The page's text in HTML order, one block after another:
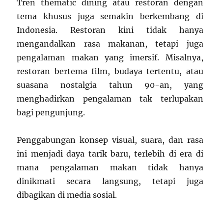
Tren thematic dining atau restoran dengan
tema khusus juga semakin berkembang di
Indonesia. Restoran kini tidak hanya
mengandalkan rasa makanan, tetapi juga
pengalaman makan yang imersif. Misalnya,
restoran bertema film, budaya tertentu, atau
suasana nostalgia tahun 90-an, yang
menghadirkan pengalaman tak terlupakan
bagi pengunjung.
Penggabungan konsep visual, suara, dan rasa
ini menjadi daya tarik baru, terlebih di era di
mana pengalaman makan tidak hanya
dinikmati secara langsung, tetapi juga
dibagikan di media sosial.